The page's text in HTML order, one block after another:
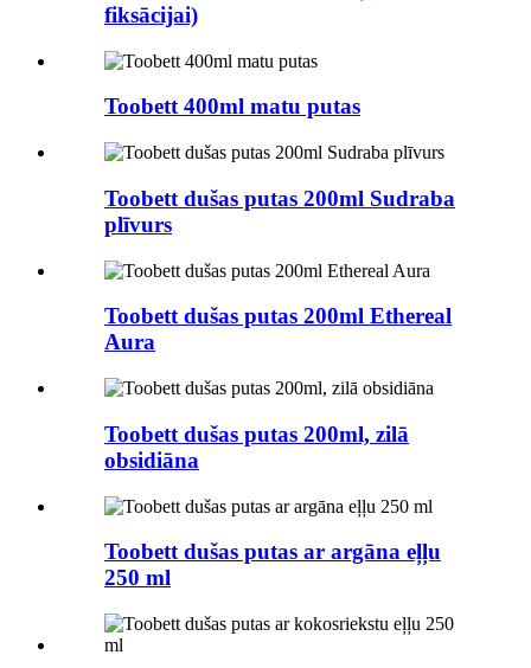
fiksācijai)
Toobett 400ml matu putas
Toobett dušas putas 200ml Sudraba
plīvurs
Toobett dušas putas 200ml Ethereal
Aura
Toobett dušas putas 200ml, zilā
obsidiāna
Toobett dušas putas ar argāna eļļu
250 ml